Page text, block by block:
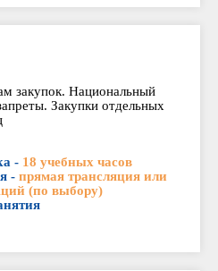
закупок. Национальный
Закупки отдельных
- 18 учебных часов
- прямая трансляция или
(по выбору)